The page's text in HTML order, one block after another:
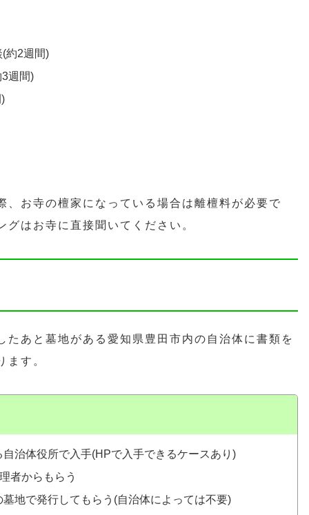
約2週間)
週間)
、お寺の檀家になっている場合は離檀料が必要で
はお寺に直接聞いてください。
たあと墓地がある愛知県豊田市内の自治体に書類を
ます。
治体役所で入手(HPで入手できるケースあり)
者からもらう
地で発行してもらう(自治体によっては不要)